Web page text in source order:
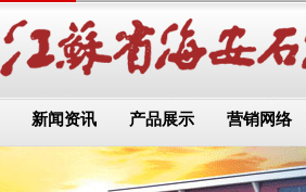
新闻资讯 产品展示 营销网络